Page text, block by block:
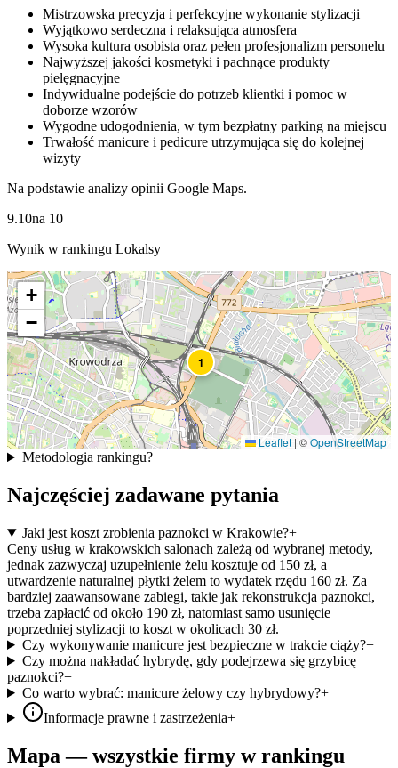
Mistrzowska precyzja i perfekcyjne wykonanie stylizacji
Wyjątkowo serdeczna i relaksująca atmosfera
Wysoka kultura osobista oraz pełen profesjonalizm personelu
Najwyższej jakości kosmetyki i pachnące produkty
pielęgnacyjne
Indywidualne podejście do potrzeb klientki i pomoc w
doborze wzorów
Wygodne udogodnienia, w tym bezpłatny parking na miejscu
Trwałość manicure i pedicure utrzymująca się do kolejnej
wizyty
Na podstawie analizy opinii Google Maps.
9.10na 10
Wynik w rankingu Lokalsy
1
+
−
Leaflet | ©OpenStreetMap
Metodologia rankingu?
Najczęściej zadawane pytania
Jaki jest koszt zrobienia paznokci w Krakowie?+
Ceny usług w krakowskich salonach zależą od wybranej metody,
jednak zazwyczaj uzupełnienie żelu kosztuje od 150 zł, a
utwardzenie naturalnej płytki żelem to wydatek rzędu 160 zł. Za
bardziej zaawansowane zabiegi, takie jak rekonstrukcja paznokci,
trzeba zapłacić od około 190 zł, natomiast samo usunięcie
poprzedniej stylizacji to koszt w okolicach 30 zł.
Czy wykonywanie manicure jest bezpieczne w trakcie ciąży?+
Czy można nakładać hybrydę, gdy podejrzewa się grzybicę
paznokci?+
Co warto wybrać: manicure żelowy czy hybrydowy?+
Informacje prawne i zastrzeżenia+
Mapa — wszystkie firmy w rankingu